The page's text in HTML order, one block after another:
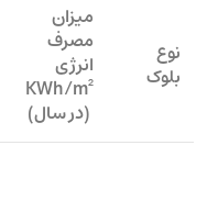
نوع
بلوک
میزان
مصرف
انرژی
KWh/m²
(در سال)